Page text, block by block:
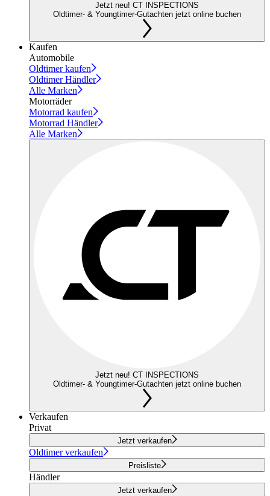
Jetzt neu! CT INSPECTIONS
Oldtimer- & Youngtimer-Gutachten jetzt online buchen
Kaufen
Automobile
Oldtimer kaufen
Oldtimer Händler
Alle Marken
Motorräder
Motorrad kaufen
Motorrad Händler
Alle Marken
Jetzt neu! CT INSPECTIONS
Oldtimer- & Youngtimer-Gutachten jetzt online buchen
Verkaufen
Privat
Jetzt verkaufen
Oldtimer verkaufen
Preisliste
Händler
Jetzt verkaufen